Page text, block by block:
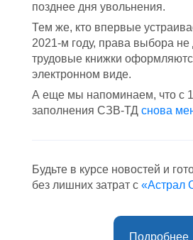
позднее дня увольнения.
Тем же, кто впервые
2021-м году, права выбора не
трудовые книжки
электронном виде.
А еще мы напоминаем, что с
заполнения СЗВ-ТД снова
Будьте в курсе новостей и
без лишних затрат с «Астрал
Подробнее